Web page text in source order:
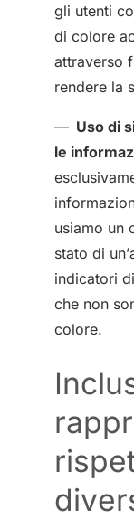
gli utenti
di colore
attraverso
rendere la
Uso di
le
usiamo un
stato di
indicatori
che non
colore.